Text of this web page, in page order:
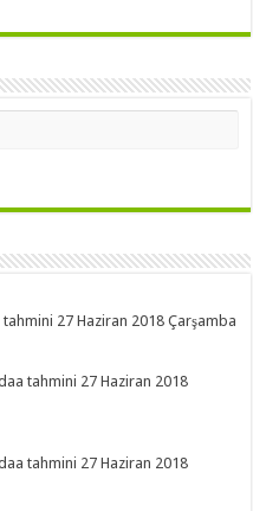
27 Haziran 2018 Çarşamba
tahmini 27 Haziran 2018
tahmini 27 Haziran 2018